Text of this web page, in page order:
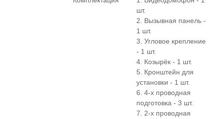
шт.
2. Вызывная панель -
1 шт.
3. Угловое крепление
- 1 шт.
4. Козырёк - 1 шт.
5. Кронштейн для
установки - 1 шт.
6. 4-х проводная
подготовка - 3 шт.
7. 2-х проводная